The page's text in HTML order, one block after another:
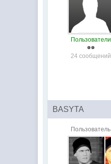
Пользователи
24 сообщений
BASYTA
Пользователь